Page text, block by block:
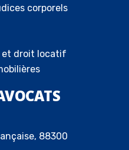
corporels
et droit locatif
88300